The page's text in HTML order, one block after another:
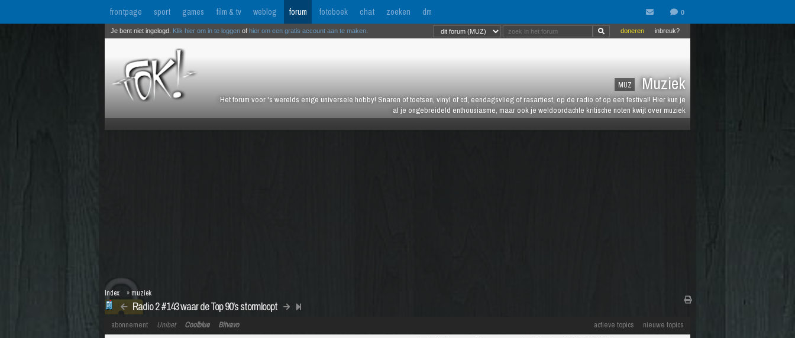
frontpage sport games film & tv weblog forum fotoboek chat zoeken dm
MUZ Muziek
Het forum voor 's werelds enige universele hobby! Snaren of toetsen, vinyl of cd, eendagsvlieg of rasartiest, op de radio of op een festival! Hier kun je
al je ongebreideld enthousiasme, maar ook je weldoordachte kritische noten kwijt over muziek
inbreuk?
doneren
Je bent niet ingelogd. Klik hier om in te loggen of hier om een gratis account aan te maken
Radio 2 #143 waar de Top 90's stormloopt
Index » muziek
actieve topics nieuwe topics
abonnement Unibet Coolblue Bitvavo